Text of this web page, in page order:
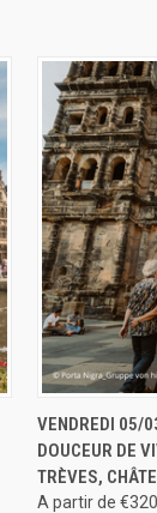
APERÇU
VENDREDI 05/
DOUCEUR DE
TRÈVES,
A partir de